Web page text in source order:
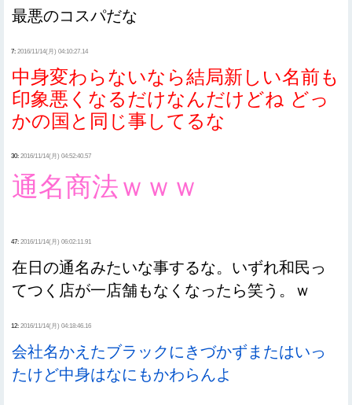
最悪のコスパだな
7: 2016/11/14(月) 04:10:27.14
中身変わらないなら結局新しい名前も
印象悪くなるだけなんだけどね どっ
かの国と同じ事してるな
30: 2016/11/14(月) 04:52:40.57
通名商法ｗｗｗ
47: 2016/11/14(月) 06:02:11.91
在日の通名みたいな事するな。いずれ和民っ
てつく店が一店舗もなくなったら笑う。ｗ
12: 2016/11/14(月) 04:18:46.16
会社名かえたブラックにきづかずまたはいっ
たけど中身はなにもかわらんよ